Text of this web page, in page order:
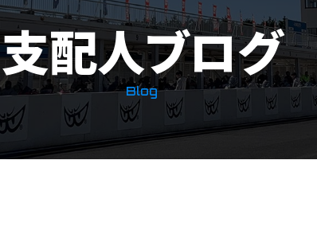
支配人ブログ
Blog